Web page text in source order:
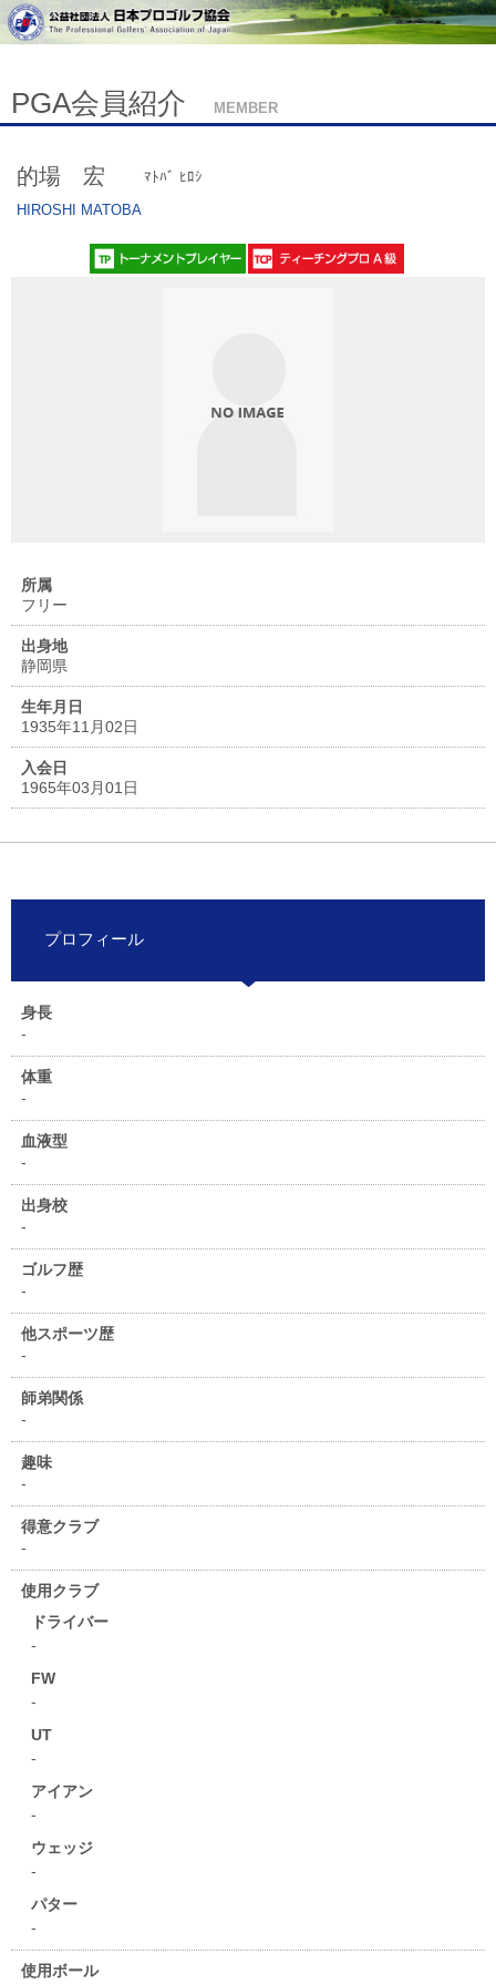
PGA会員紹介 MEMBER
的場 宏
ﾏﾄﾊﾞ ﾋﾛｼ
HIROSHI MATOBA
所属
フリー
出身地
静岡県
生年月日
1935年11月02日
入会日
1965年03月01日
プロフィール
身長
-
体重
-
血液型
-
出身校
-
ゴルフ歴
-
他スポーツ歴
-
師弟関係
-
趣味
-
得意クラブ
-
使用クラブ
ドライバー
-
FW
-
UT
-
アイアン
-
ウェッジ
-
パター
-
使用ボール